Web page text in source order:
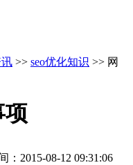
>> seo优化知识 >> 网
项
： 2015-08-12 09:31:06